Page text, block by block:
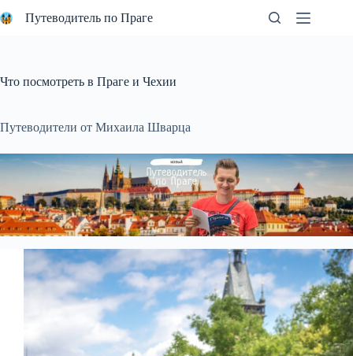
к
Путеводитель по Праге
Что посмотреть в Праге и Чехии
Путеводители от Михаила Шварца